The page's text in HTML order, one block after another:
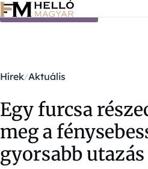
Ugrás a tartalomra
Hírek Aktuális
Egy furcsa
meg a
gyorsabb